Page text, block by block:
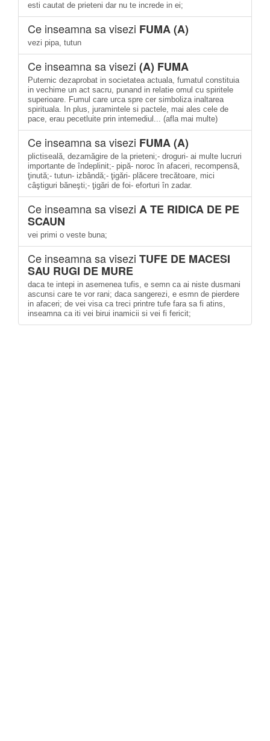
esti cautat de prieteni dar nu te increde in ei;
Ce inseamna sa visezi FUMA (A)
vezi pipa, tutun
Ce inseamna sa visezi (A) FUMA
Puternic dezaprobat in societatea actuala, fumatul constituia
in vechime un act sacru, punand in relatie omul cu spiritele
superioare. Fumul care urca spre cer simboliza inaltarea
spirituala. In plus, juramintele si pactele, mai ales cele de
pace, erau pecetluite prin intemediul... (afla mai multe)
Ce inseamna sa visezi FUMA (A)
plictiseală, dezamăgire de la prieteni;- droguri- ai multe lucruri
importante de îndeplinit;- pipă- noroc în afaceri, recompensă,
ţinută;- tutun- izbândă;- ţigări- plăcere trecătoare, mici
câştiguri băneşti;- ţigări de foi- eforturi în zadar.
Ce inseamna sa visezi A TE RIDICA DE PE
SCAUN
vei primi o veste buna;
Ce inseamna sa visezi TUFE DE MACESI
SAU RUGI DE MURE
daca te intepi in asemenea tufis, e semn ca ai niste dusmani
ascunsi care te vor rani; daca sangerezi, e esmn de pierdere
in afaceri; de vei visa ca treci printre tufe fara sa fi atins,
inseamna ca iti vei birui inamicii si vei fi fericit;